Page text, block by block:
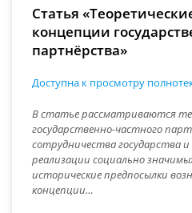
Статья
концепции
партнёрства»
Доступна к просмотру
В статье рассматриваются
государственно-частного
сотрудничества государства
реализации социально
исторические предпосылки
концепции…